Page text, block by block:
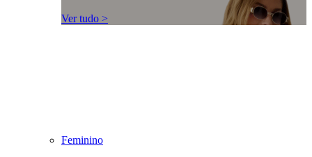
Ver tudo >
Feminino